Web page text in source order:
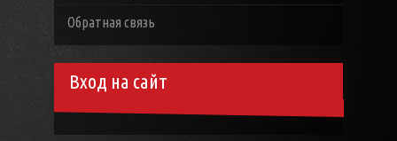
Обратная связь
Вход на сайт